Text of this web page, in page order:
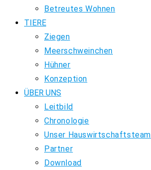
Betreutes Wohnen
TIERE
Ziegen
Meerschweinchen
Hühner
Konzeption
ÜBER UNS
Leitbild
Chronologie
Unser Hauswirtschaftsteam
Partner
Download